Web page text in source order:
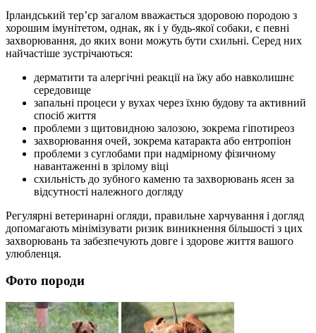
Ірландський тер’єр загалом вважається здоровою породою з
хорошим імунітетом, однак, як і у будь-якої собаки, є певні
захворювання, до яких вони можуть бути схильні. Серед них
найчастіше зустрічаються:
дерматити та алергічні реакції на їжу або навколишнє
середовище
запальні процеси у вухах через їхню будову та активний
спосіб життя
проблеми з щитовидною залозою, зокрема гіпотиреоз
захворювання очей, зокрема катаракта або ентропіон
проблеми з суглобами при надмірному фізичному
навантаженні в зрілому віці
схильність до зубного каменю та захворювань ясен за
відсутності належного догляду
Регулярні ветеринарні огляди, правильне харчування і догляд
допомагають мінімізувати ризик виникнення більшості з цих
захворювань та забезпечують довге і здорове життя вашого
улюбленця.
Фото породи